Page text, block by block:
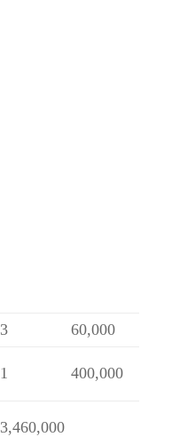
3 60,000
1 400,000
3,460,000